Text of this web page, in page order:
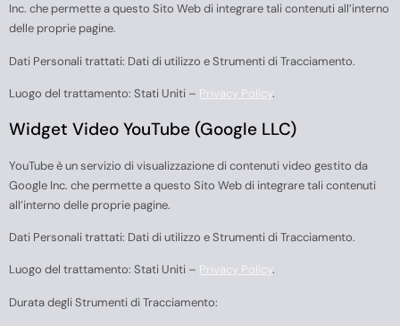
Inc. che permette a questo Sito Web di integrare tali contenuti all’interno
delle proprie pagine.
Dati Personali trattati: Dati di utilizzo e Strumenti di Tracciamento.
Luogo del trattamento: Stati Uniti – Privacy Policy.
Widget Video YouTube (Google LLC)
YouTube è un servizio di visualizzazione di contenuti video gestito da
Google Inc. che permette a questo Sito Web di integrare tali contenuti
all’interno delle proprie pagine.
Dati Personali trattati: Dati di utilizzo e Strumenti di Tracciamento.
Luogo del trattamento: Stati Uniti – Privacy Policy.
Durata degli Strumenti di Tracciamento: